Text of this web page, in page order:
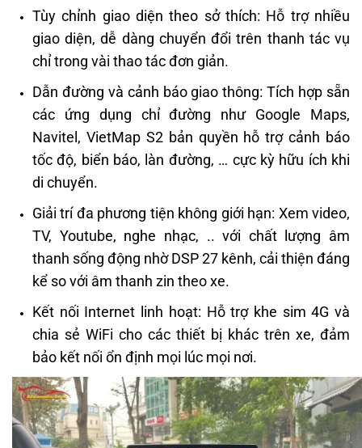
Tùy chỉnh giao diện theo sở thích: Hỗ trợ nhiều
giao diện, dễ dàng chuyển đổi trên thanh tác vụ
chỉ trong vài thao tác đơn giản.
Dẫn đường và cảnh báo giao thông: Tích hợp sẵn
các ứng dụng chỉ đường như Google Maps,
Navitel, VietMap S2 bản quyền hỗ trợ cảnh báo
tốc độ, biển báo, làn đường, … cực kỳ hữu ích khi
di chuyển.
Giải trí đa phương tiện không giới hạn: Xem video,
TV, Youtube, nghe nhạc, .. với chất lượng âm
thanh sống động nhờ DSP 27 kênh, cải thiện đáng
kể so với âm thanh zin theo xe.
Kết nối Internet linh hoạt: Hỗ trợ khe sim 4G và
chia sẻ WiFi cho các thiết bị khác trên xe, đảm
bảo kết nối ổn định mọi lúc mọi nơi.